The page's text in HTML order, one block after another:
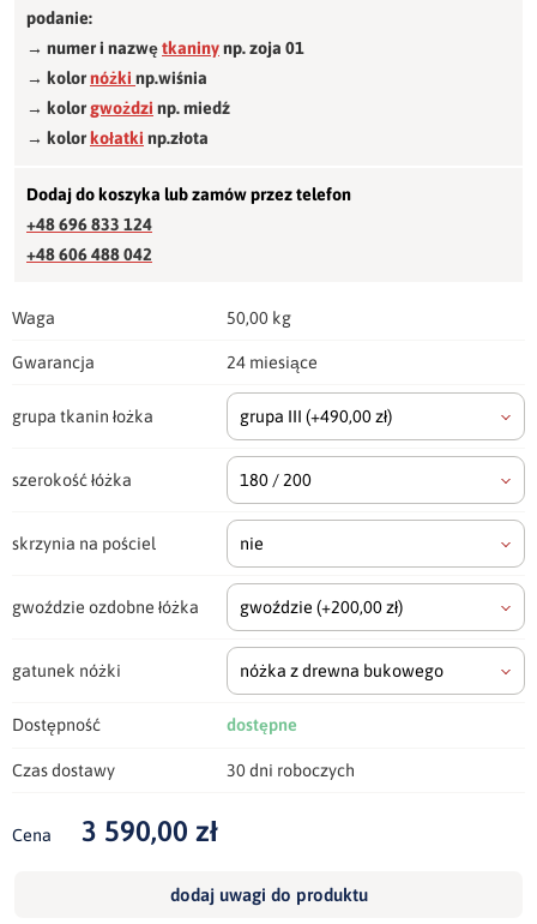
podanie:
→ numer i nazwętkaninynp. zoja 01
→ kolornóżki np.wiśnia
→ kolorgwożdzi np. miedź
→ kolorkołatki np.złota
Dodaj do koszyka lub zamów przez telefon
+48 696 833 124
+48 606 488 042
Waga 50,00 kg
Gwarancja 24 miesiące
grupa tkanin łożka grupa III (+490,00 zł)
szerokość łóżka 180 / 200
skrzynia na pościel nie
gwoździe ozdobne łóżka gwoździe (+200,00 zł)
gatunek nóżki nóżka z drewna bukowego
Dostępność dostępne
Czas dostawy 30 dni roboczych
Cena 3 590,00 zł
dodaj uwagi do produktu